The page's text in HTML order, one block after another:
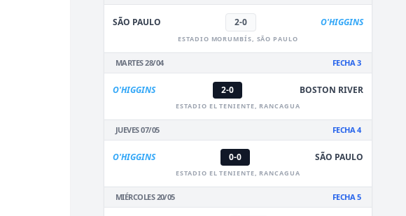
SÃO PAULO 2-0 O'HIGGINS
ESTADIO MORUMBÍS, SÃO PAULO
MARTES 28/04 FECHA 3
O'HIGGINS 2-0 BOSTON RIVER
ESTADIO EL TENIENTE, RANCAGUA
JUEVES 07/05 FECHA 4
O'HIGGINS 0-0 SÃO PAULO
ESTADIO EL TENIENTE, RANCAGUA
MIÉRCOLES 20/05 FECHA 5